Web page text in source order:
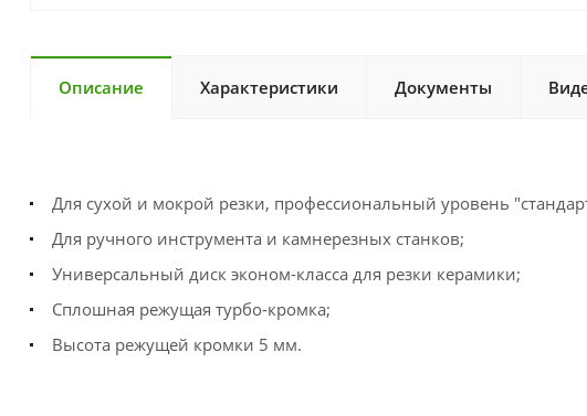
Описание Характеристики Документы
Для сухой и мокрой резки, профессиональный уровень
Для ручного инструмента и камнерезных станков;
Универсальный диск эконом-класса для резки керамики;
Сплошная режущая турбо-кромка;
Высота режущей кромки 5 мм.